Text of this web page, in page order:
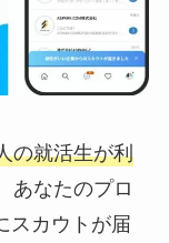
の就活生が利
あなたのプロ
スカウトが届